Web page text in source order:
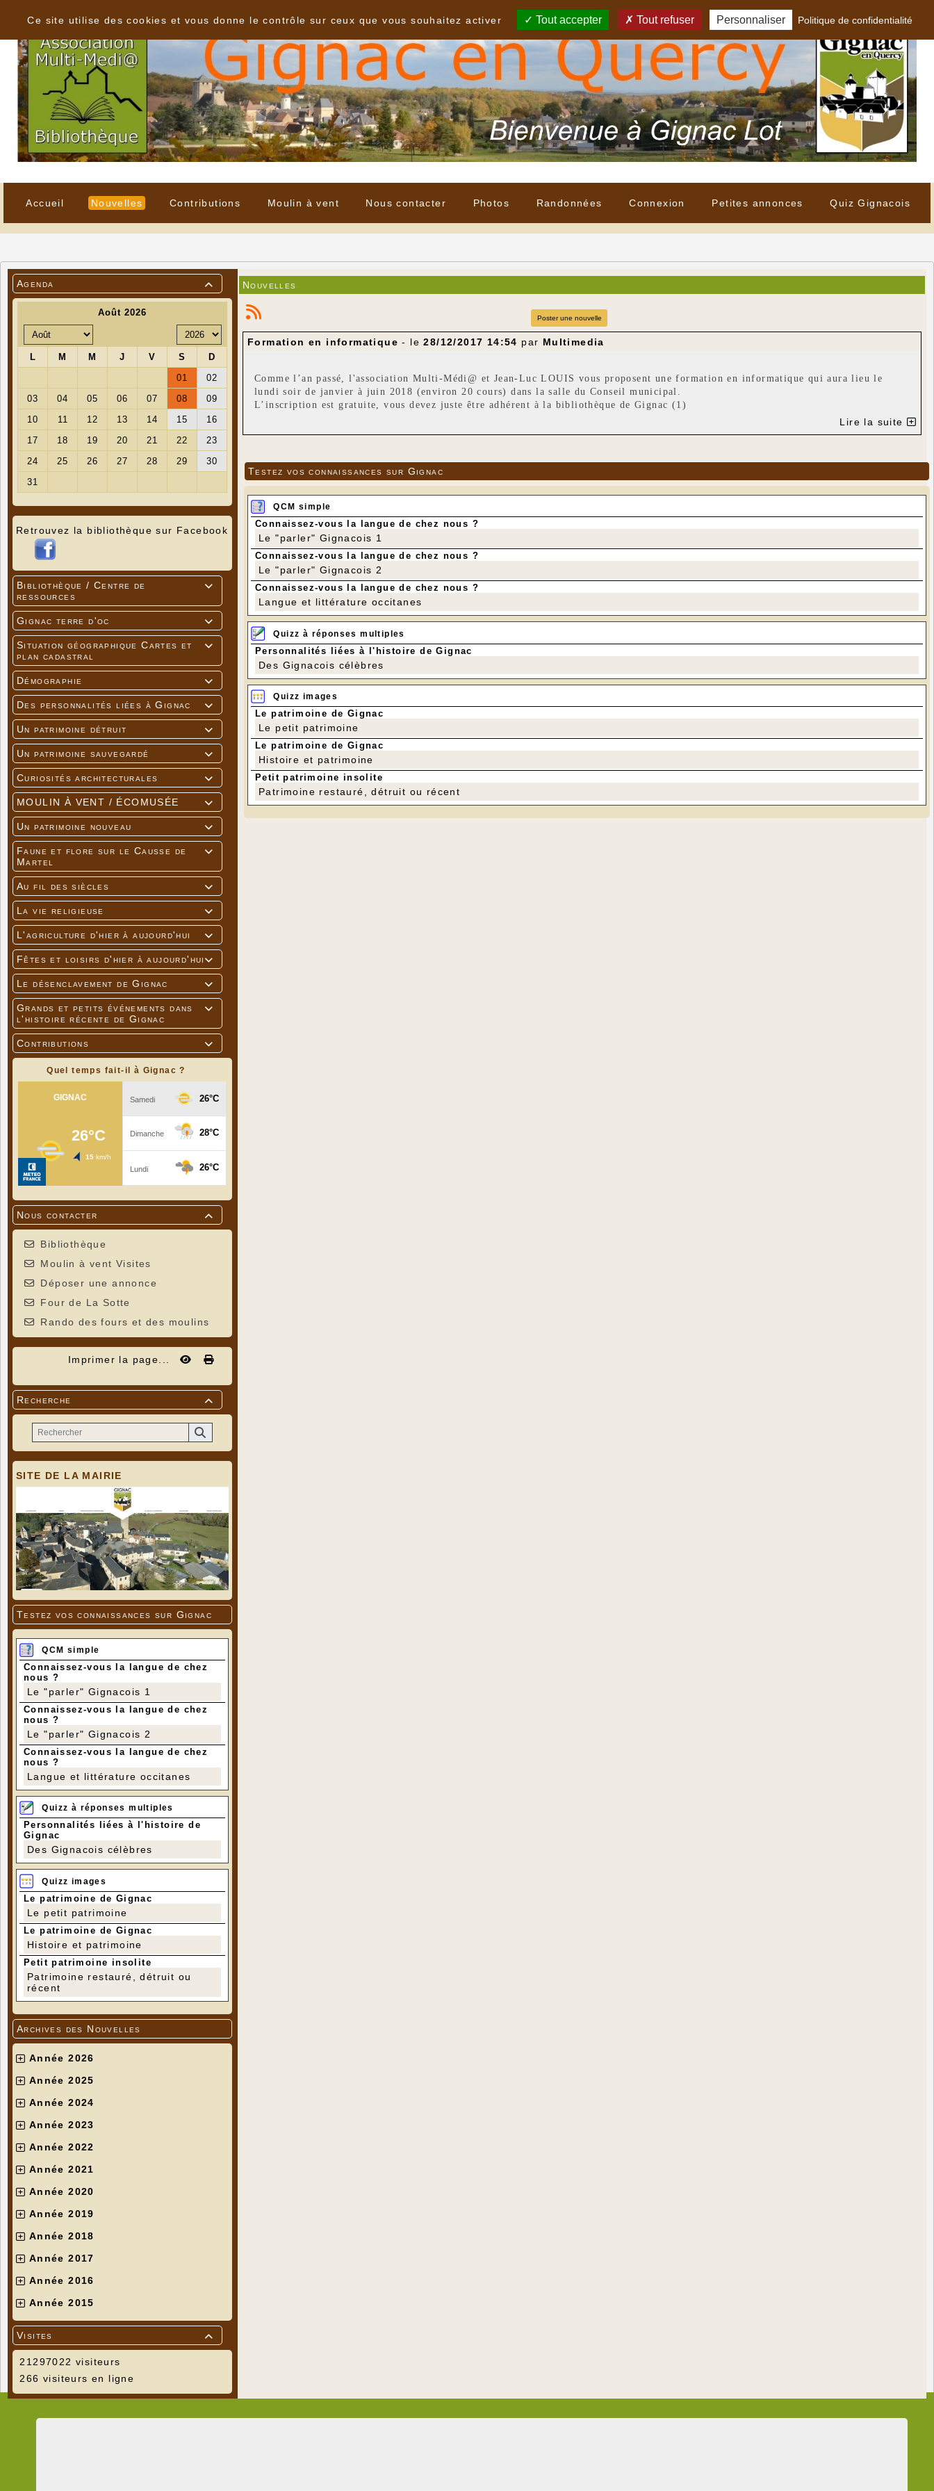
Accueil Nouvelles Contributions Moulin à vent Nous contacter Photos Randonnées Connexion Petites annonces Quiz Gignacois

Agenda
Retrouvez la bibliothèque sur Facebook

Bibliothèque / Centre de
ressources

Gignac terre d'oc

Situation géographique Cartes et
plan cadastral

Démographie

Des personnalités liées à Gignac

Un patrimoine détruit

Un patrimoine sauvegardé

Curiosités architecturales

MOULIN À VENT / ÉCOMUSÉE

Un patrimoine nouveau

Faune et flore sur le Causse de
Martel

Au fil des siècles

La vie religieuse

L'agriculture d'hier à aujourd'hui

Fêtes et loisirs d'hier à aujourd'hui

Le désenclavement de Gignac

Grands et petits événements dans
l'histoire récente de Gignac

Contributions
Quel temps fait-il à Gignac ?

Nous contacter
Bibliothèque
Moulin à vent Visites
Déposer une annonce
Four de La Sotte
Rando des fours et des moulins
Imprimer la page...

Recherche
SITE DE LA MAIRIE
Testez vos connaissances sur Gignac
QCM simple
Connaissez-vous la langue de chez
nous ?
Le "parler" Gignacois 1
Connaissez-vous la langue de chez
nous ?
Le "parler" Gignacois 2
Connaissez-vous la langue de chez
nous ?
Langue et littérature occitanes
Quizz à réponses multiples
Personnalités liées à l'histoire de
Gignac
Des Gignacois célèbres
Quizz images
Le patrimoine de Gignac
Le petit patrimoine
Le patrimoine de Gignac
Histoire et patrimoine
Petit patrimoine insolite
Patrimoine restauré, détruit ou
récent
Archives des Nouvelles
Année 2026
Année 2025
Année 2024
Année 2023
Année 2022
Année 2021
Année 2020
Année 2019
Année 2018
Année 2017
Année 2016
Année 2015

Visites
21297022 visiteurs
266 visiteurs en ligne
Nouvelles
Poster une nouvelle
Formation en informatique - le28/12/2017 14:54 par Multimedia
Comme l’an passé, l'association Multi-Médi@ et Jean-Luc LOUIS vous proposent une formation en informatique qui aura lieu le
lundi soir de janvier à juin 2018 (environ 20 cours) dans la salle du Conseil municipal.
L’inscription est gratuite, vous devez juste être adhérent à la bibliothèque de Gignac (1)
les participants souhaiteront collectivement.
Matériel nécessaire : un PC portable sous Windows (vous pouvez venir à 2 avec un seul PC).
Horaires (vous pouvez assister aux 2 cours) :
- Débutant : 20H-21H
- Perfectionnement : 21H-22H
Début des cours le lundi 8 janvier 2018.
Inscription auprès de Jean-Luc Louis au 05 65 37 00 02 ou par mail àjeanluc06@laposte.net
(1) Cotisation : 5 € pour une personne
10 € pour une famille
Lire la suite
Testez vos connaissances sur Gignac
QCM simple
Connaissez-vous la langue de chez nous ?
Le "parler" Gignacois 1
Connaissez-vous la langue de chez nous ?
Le "parler" Gignacois 2
Connaissez-vous la langue de chez nous ?
Langue et littérature occitanes
Quizz à réponses multiples
Personnalités liées à l'histoire de Gignac
Des Gignacois célèbres
Quizz images
Le patrimoine de Gignac
Le petit patrimoine
Le patrimoine de Gignac
Histoire et patrimoine
Petit patrimoine insolite
Patrimoine restauré, détruit ou récent
Ce site utilise des cookies et vous donne le contrôle sur ceux que vous souhaitez activer
Tout accepter Tout refuser Personnaliser Politique de confidentialité